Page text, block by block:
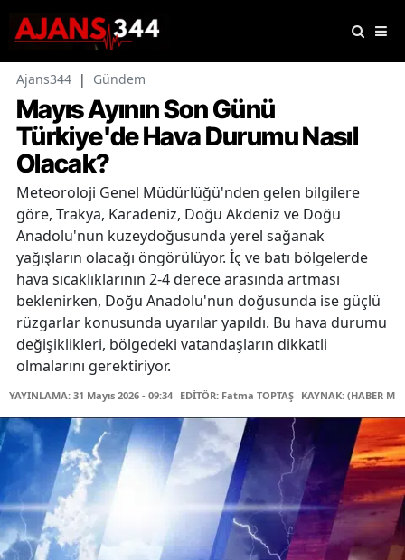
Ajans344 | Gündem
Mayıs Ayının Son Günü
Türkiye'de Hava Durumu Nasıl
Olacak?
Meteoroloji Genel Müdürlüğü'nden gelen bilgilere
göre, Trakya, Karadeniz, Doğu Akdeniz ve Doğu
Anadolu'nun kuzeydoğusunda yerel sağanak
yağışların olacağı öngörülüyor. İç ve batı bölgelerde
hava sıcaklıklarının 2-4 derece arasında artması
beklenirken, Doğu Anadolu'nun doğusunda ise güçlü
rüzgarlar konusunda uyarılar yapıldı. Bu hava durumu
değişiklikleri, bölgedeki vatandaşların dikkatli
olmalarını gerektiriyor.
YAYINLAMA: 31 Mayıs 2026 - 09:34 EDİTÖR: Fatma TOPTAŞ KAYNAK: (HABER